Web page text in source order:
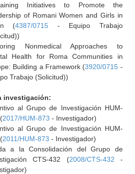
Initiatives to Promote the
of Romani Women and Girls in
(4387/0715 - Equipo Trabajo
Nonmedical Approaches to
Health for Roma Communities in
Building a Framework (3920/0715 -
Trabajo (Solicitud))
investigación:
al Grupo de Investigación HUM-
2017/HUM-873 - Investigador)
al Grupo de Investigación HUM-
2011/HUM-873 - Investigador)
a la Consolidación del Grupo de
CTS-432 (2008/CTS-432 -